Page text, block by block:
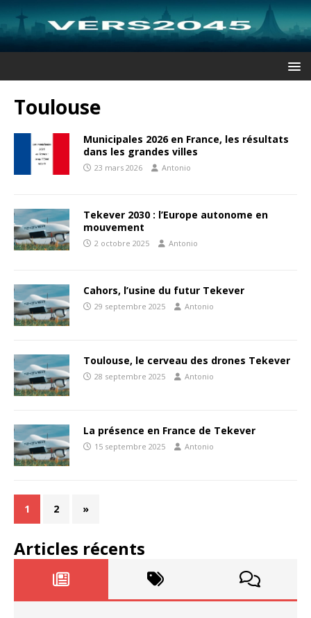
Toulouse
Municipales 2026 en France, les résultats
dans les grandes villes
23 mars 2026 Antonio
Tekever 2030 : l’Europe autonome en
mouvement
2 octobre 2025 Antonio
Cahors, l’usine du futur Tekever
29 septembre 2025 Antonio
Toulouse, le cerveau des drones Tekever
28 septembre 2025 Antonio
La présence en France de Tekever
15 septembre 2025 Antonio
1 2 »
Articles récents